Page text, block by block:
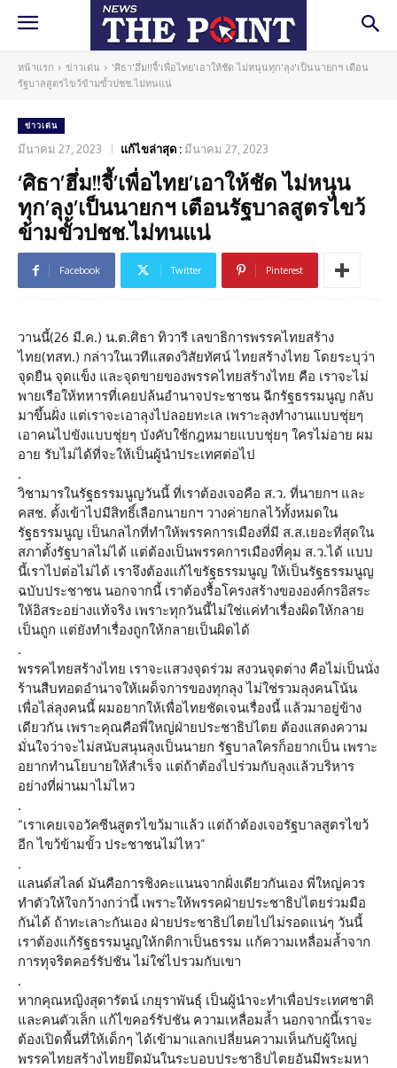
หน้าแรก ข่าวเด่น
'ศิธา'ฮึ่ม!!จี้'เพื่อไทย'เอาให้ชัด ไม่หนุนทุก'ลุง'เป็นนายกฯ เตือน
รัฐบาลสูตรไขว้ข้ามขั้วปชช.ไม่ทนแน่
ข่าวเด่น
มีนาคม 27, 2023 แก้ไขล่าสุด : มีนาคม 27, 2023
‘ศิธา’ฮึ่ม!!จี้’เพื่อไทย’เอาให้ชัด ไม่หนุน
ทุก’ลุง’เป็นนายกฯ เตือนรัฐบาลสูตรไขว้
ข้ามขั้วปชช.ไม่ทนแน่
Facebook Twitter Pinterest
วานนี้(26 มี.ค.) น.ต.ศิธา ทิวารี เลขาธิการพรรคไทยสร้าง
ไทย(ทสท.) กล่าวในเวทีแสดงวิสัยทัศน์ ไทยสร้างไทย โดยระบุว่า
จุดยืน จุดแข็ง และจุดขายของพรรคไทยสร้างไทย คือ เราจะไม่
พายเรือให้ทหารที่เคยปล้นอำนาจประชาชน ฉีกรัฐธรรมนูญ กลับ
มาขึ้นฝั่ง แต่เราจะเอาลุงไปลอยทะเล เพราะลุงทำงานแบบชุ่ยๆ
เอาคนไปขังแบบชุ่ยๆ บังคับใช้กฎหมายแบบชุ่ยๆ ใครไม่อาย ผม
อาย รับไม่ได้ที่จะให้เป็นผู้นำประเทศต่อไป
.
วิชามารในรัฐธรรมนูญวันนี้ ที่เราต้องเจอคือ ส.ว. ที่นายกฯ และ
คสช. ตั้งเข้าไปมีสิทธิ์เลือกนายกฯ วางค่ายกลไว้ทั้งหมดใน
รัฐธรรมนูญ เป็นกลไกที่ทำให้พรรคการเมืองที่มี ส.ส.เยอะที่สุดใน
สภาตั้งรัฐบาลไม่ได้ แต่ต้องเป็นพรรคการเมืองที่คุม ส.ว.ได้ แบบ
นี้เราไปต่อไม่ได้ เราจึงต้องแก้ไขรัฐธรรมนูญ ให้เป็นรัฐธรรมนูญ
ฉบับประชาชน นอกจากนี้ เราต้องรื้อโครงสร้างขององค์กรอิสระ
ให้อิสระอย่างแท้จริง เพราะทุกวันนี้ไม่ใช่แค่ทำเรื่องผิดให้กลาย
เป็นถูก แต่ยังทำเรื่องถูกให้กลายเป็นผิดได้
.
พรรคไทยสร้างไทย เราจะแสวงจุดร่วม สงวนจุดต่าง คือไม่เป็นนั่ง
ร้านสืบทอดอำนาจให้เผด็จการของทุกลุง ไม่ใช่รวมลุงคนโน้น
เพื่อไล่ลุงคนนี้ ผมอยากให้เพื่อไทยชัดเจนเรื่องนี้ แล้วมาอยู่ข้าง
เดียวกัน เพราะคุณคือพี่ใหญ่ฝ่ายประชาธิปไตย ต้องแสดงความ
มั่นใจว่าจะไม่สนับสนุนลุงเป็นนายก รัฐบาลใครก็อยากเป็น เพราะ
อยากทำนโยบายให้สำเร็จ แต่ถ้าต้องไปร่วมกับลุงแล้วบริหาร
อย่างที่ผ่านมาไม่ไหว
.
“เราเคยเจอวัคซีนสูตรไขว้มาแล้ว แต่ถ้าต้องเจอรัฐบาลสูตรไขว้
อีก ไขว้ข้ามขั้ว ประชาชนไม่ไหว”
.
แลนด์สไลด์ มันคือการชิงคะแนนจากฝั่งเดียวกันเอง พี่ใหญ่ควร
ทำตัวให้ใจกว้างกว่านี้ เพราะให้พรรคฝ่ายประชาธิปไตยร่วมมือ
กันได้ ถ้าทะเลาะกันเอง ฝ่ายประชาธิปไตยไปไม่รอดแน่ๆ วันนี้
เราต้องแก้รัฐธรรมนูญให้กติกาเป็นธรรม แก้ความเหลื่อมล้ำจาก
การทุจริตคอร์รัปชัน ไม่ใช่ไปรวมกับเขา
.
หากคุณหญิงสุดารัตน์ เกยุราพันธุ์ เป็นผู้นำจะทำเพื่อประเทศชาติ
และคนตัวเล็ก แก้ไขคอร์รัปชัน ความเหลื่อมล้ำ นอกจากนี้เราจะ
ต้องเปิดพื้นที่ให้เด็กๆ ได้เข้ามาแลกเปลี่ยนความเห็นกับผู้ใหญ่
พรรคไทยสร้างไทยยึดมันในระบอบประชาธิปไตยอันมีพระมหา